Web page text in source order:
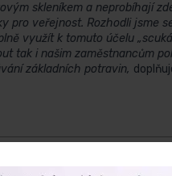
skleníkem a neprobíhají
pro veřejnost. Rozhodli jsme
využít k tomuto účelu
tak i našim zaměstnancům
základních potravin,